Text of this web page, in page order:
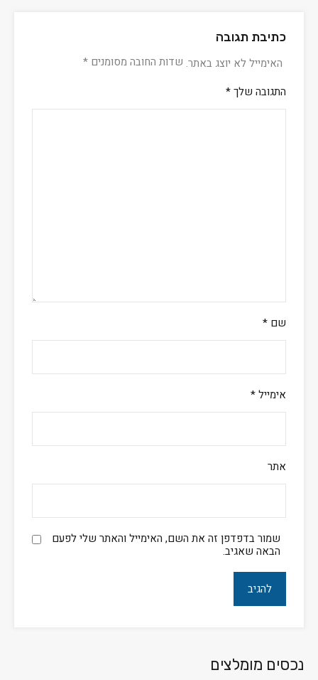
כתיבת תגובה
האימייל לא יוצג באתר. שדות החובה מסומנים *
התגובה שלך*
שם *
אימייל*
אתר
שמור בדפדפן זה את השם, האימייל והאתר שלי לפעם
הבאה שאגיב.
נכסים מומלצים